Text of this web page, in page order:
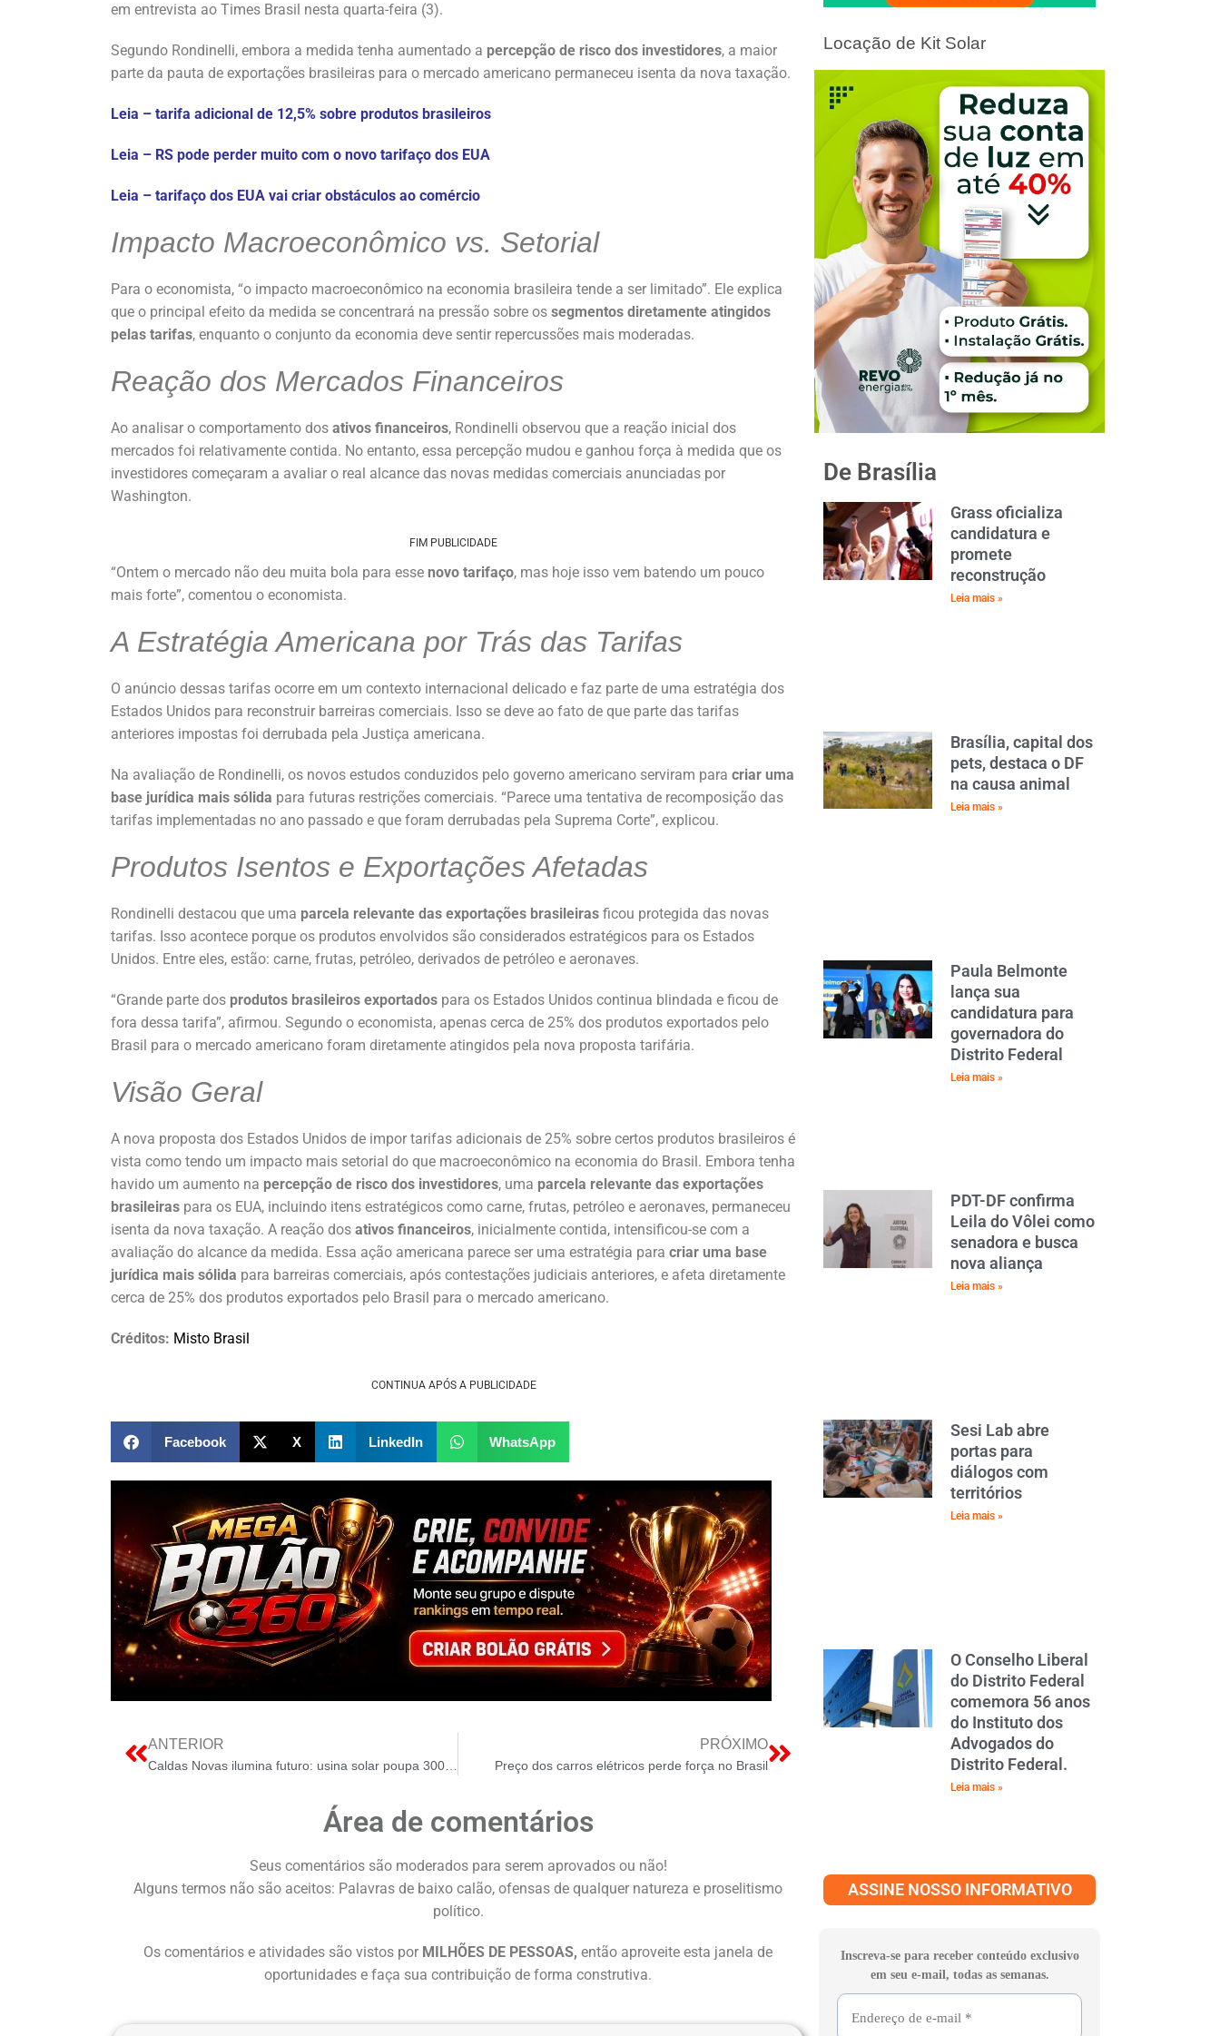
em entrevista ao Times Brasil nesta quarta-feira (3).
Segundo Rondinelli, embora a medida tenha aumentado a percepção de risco dos investidores, a maior
parte da pauta de exportações brasileiras para o mercado americano permaneceu isenta da nova taxação.
Leia – tarifa adicional de 12,5% sobre produtos brasileiros
Leia – RS pode perder muito com o novo tarifaço dos EUA
Leia – tarifaço dos EUA vai criar obstáculos ao comércio
Impacto Macroeconômico vs. Setorial
Para o economista, “o impacto macroeconômico na economia brasileira tende a ser limitado”. Ele explica
que o principal efeito da medida se concentrará na pressão sobre os segmentos diretamente atingidos
pelas tarifas, enquanto o conjunto da economia deve sentir repercussões mais moderadas.
Reação dos Mercados Financeiros
Ao analisar o comportamento dos ativos financeiros, Rondinelli observou que a reação inicial dos
mercados foi relativamente contida. No entanto, essa percepção mudou e ganhou força à medida que os
investidores começaram a avaliar o real alcance das novas medidas comerciais anunciadas por
Washington.
FIM PUBLICIDADE
“Ontem o mercado não deu muita bola para esse novo tarifaço, mas hoje isso vem batendo um pouco
mais forte”, comentou o economista.
A Estratégia Americana por Trás das Tarifas
O anúncio dessas tarifas ocorre em um contexto internacional delicado e faz parte de uma estratégia dos
Estados Unidos para reconstruir barreiras comerciais. Isso se deve ao fato de que parte das tarifas
anteriores impostas foi derrubada pela Justiça americana.
Na avaliação de Rondinelli, os novos estudos conduzidos pelo governo americano serviram para criar uma
base jurídica mais sólida para futuras restrições comerciais. “Parece uma tentativa de recomposição das
tarifas implementadas no ano passado e que foram derrubadas pela Suprema Corte”, explicou.
Produtos Isentos e Exportações Afetadas
Rondinelli destacou que uma parcela relevante das exportações brasileiras ficou protegida das novas
tarifas. Isso acontece porque os produtos envolvidos são considerados estratégicos para os Estados
Unidos. Entre eles, estão: carne, frutas, petróleo, derivados de petróleo e aeronaves.
“Grande parte dos produtos brasileiros exportados para os Estados Unidos continua blindada e ficou de
fora dessa tarifa”, afirmou. Segundo o economista, apenas cerca de 25% dos produtos exportados pelo
Brasil para o mercado americano foram diretamente atingidos pela nova proposta tarifária.
Visão Geral
A nova proposta dos Estados Unidos de impor tarifas adicionais de 25% sobre certos produtos brasileiros é
vista como tendo um impacto mais setorial do que macroeconômico na economia do Brasil. Embora tenha
havido um aumento na percepção de risco dos investidores, uma parcela relevante das exportações
brasileiras para os EUA, incluindo itens estratégicos como carne, frutas, petróleo e aeronaves, permaneceu
isenta da nova taxação. A reação dos ativos financeiros, inicialmente contida, intensificou-se com a
avaliação do alcance da medida. Essa ação americana parece ser uma estratégia para criar uma base
jurídica mais sólida para barreiras comerciais, após contestações judiciais anteriores, e afeta diretamente
cerca de 25% dos produtos exportados pelo Brasil para o mercado americano.
Créditos: Misto Brasil
CONTINUA APÓS A PUBLICIDADE
Facebook X LinkedIn WhatsApp
ANTERIOR
Caldas Novas ilumina futuro: usina solar poupa 300 mil reais
PRÓXIMO
Preço dos carros elétricos perde força no Brasil
Área de comentários
Seus comentários são moderados para serem aprovados ou não!
Alguns termos não são aceitos: Palavras de baixo calão, ofensas de qualquer natureza e proselitismo
político.
Os comentários e atividades são vistos por MILHÕES DE PESSOAS, então aproveite esta janela de
oportunidades e faça sua contribuição de forma construtiva.
Locação de Kit Solar
De Brasília
Grass oficializa
candidatura e
promete
reconstrução
Leia mais »
Brasília, capital dos
pets, destaca o DF
na causa animal
Leia mais »
Paula Belmonte
lança sua
candidatura para
governadora do
Distrito Federal
Leia mais »
PDT-DF confirma
Leila do Vôlei como
senadora e busca
nova aliança
Leia mais »
Sesi Lab abre
portas para
diálogos com
territórios
Leia mais »
O Conselho Liberal
do Distrito Federal
comemora 56 anos
do Instituto dos
Advogados do
Distrito Federal.
Leia mais »
ASSINE NOSSO INFORMATIVO
Inscreva-se para receber conteúdo exclusivo
em seu e-mail, todas as semanas.